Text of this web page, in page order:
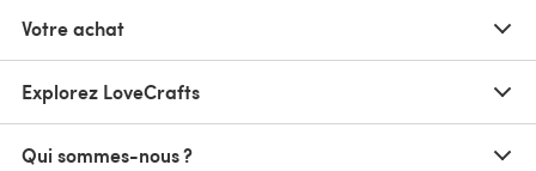
Votre achat
Explorez LoveCrafts
Qui sommes-nous ?